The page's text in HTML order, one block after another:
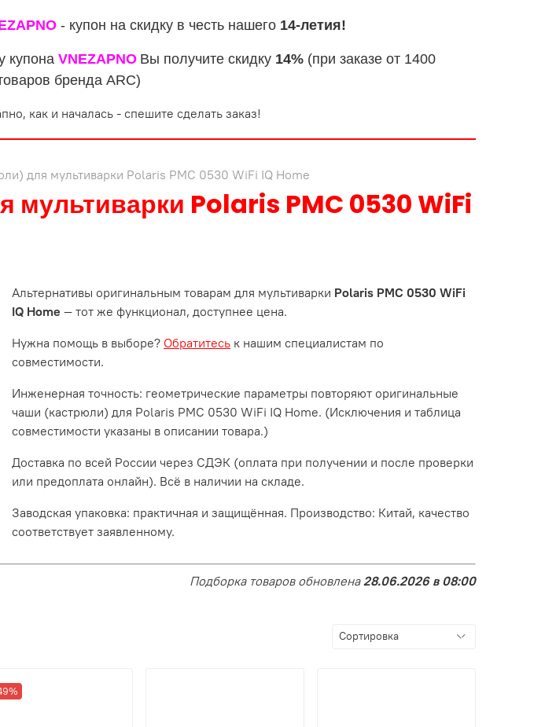
- купон на скидку в честь нашего 14-летия!
купона VNEZAPNO Вы получите скидку 14% (при заказе от 1400
бренда ARC)
как и началась - спешите сделать заказ!
для мультиварки Polaris PMC 0530 WiFi IQ Home
Polaris PMC 0530 WiFi
Альтернативы оригинальным товарам для мультиварки Polaris PMC 0530 WiFi
IQ Home — тот же функционал, доступнее цена.
Нужна помощь в выборе? Обратитесь к нашим специалистам по
совместимости.
Инженерная точность: геометрические параметры повторяют оригинальные
чаши (кастрюли) для Polaris PMC 0530 WiFi IQ Home. (Исключения и таблица
совместимости указаны в описании товара.)
Доставка по всей России через СДЭК (оплата при получении и после проверки
или предоплата онлайн). Всё в наличии на складе.
Заводская упаковка: практичная и защищённая. Производство: Китай, качество
соответствует заявленному.
Подборка товаров обновлена 28.06.2026 в 08:00